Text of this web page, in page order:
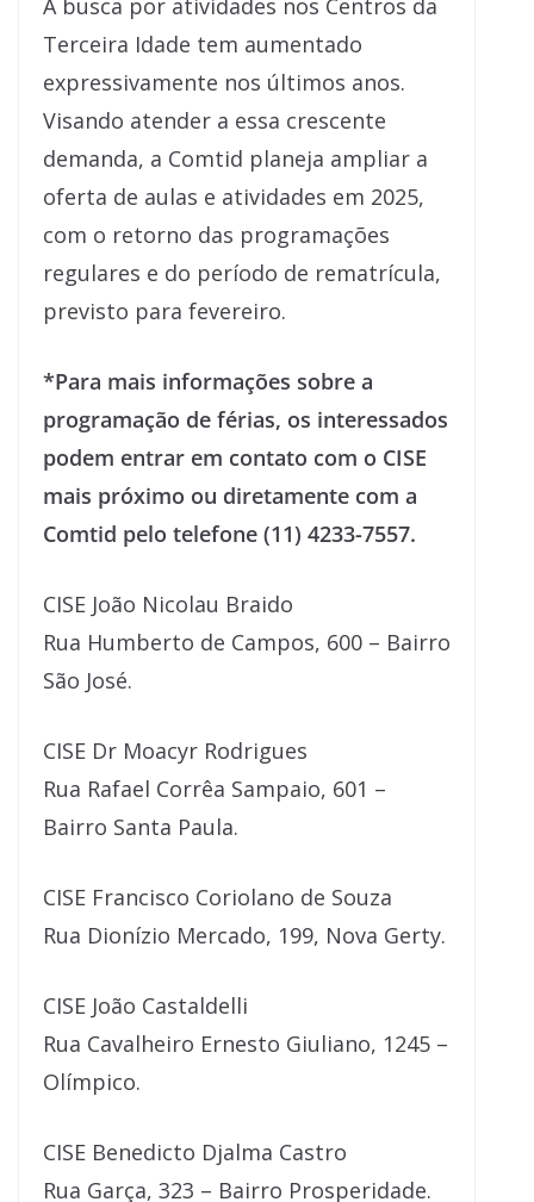
A busca por atividades nos Centros da
Terceira Idade tem aumentado
expressivamente nos últimos anos.
Visando atender a essa crescente
demanda, a Comtid planeja ampliar a
oferta de aulas e atividades em 2025,
com o retorno das programações
regulares e do período de rematrícula,
previsto para fevereiro.
*Para mais informações sobre a
programação de férias, os interessados
podem entrar em contato com o CISE
mais próximo ou diretamente com a
Comtid pelo telefone (11) 4233-7557.
CISE João Nicolau Braido
Rua Humberto de Campos, 600 – Bairro
São José.
CISE Dr Moacyr Rodrigues
Rua Rafael Corrêa Sampaio, 601 –
Bairro Santa Paula.
CISE Francisco Coriolano de Souza
Rua Dionízio Mercado, 199, Nova Gerty.
CISE João Castaldelli
Rua Cavalheiro Ernesto Giuliano, 1245 –
Olímpico.
CISE Benedicto Djalma Castro
Rua Garça, 323 – Bairro Prosperidade.